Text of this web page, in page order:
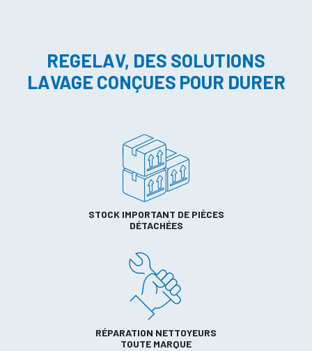
REGELAV, DES SOLUTIONS
LAVAGE CONÇUES POUR DURER
STOCK IMPORTANT DE PIÈCES
DÉTACHÉES
RÉPARATION NETTOYEURS
TOUTE MARQUE